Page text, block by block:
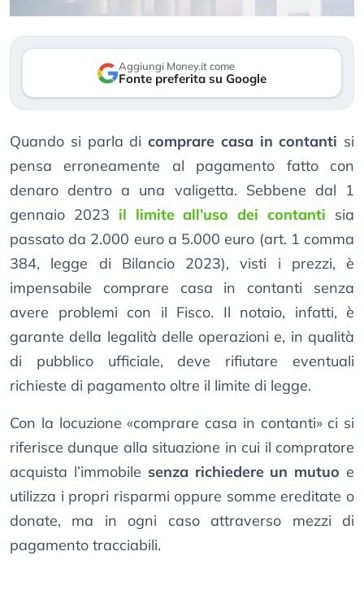
Aggiungi Money.it come
Fonte preferita su Google
Quando si parla di comprare casa in contanti si
pensa erroneamente al pagamento fatto con
denaro dentro a una valigetta. Sebbene dal 1
gennaio 2023 il limite all’uso dei contanti sia
passato da 2.000 euro a 5.000 euro (art. 1 comma
384, legge di Bilancio 2023), visti i prezzi, è
impensabile comprare casa in contanti senza
avere problemi con il Fisco. Il notaio, infatti, è
garante della legalità delle operazioni e, in qualità
di pubblico ufficiale, deve rifiutare eventuali
richieste di pagamento oltre il limite di legge.
Con la locuzione «comprare casa in contanti» ci si
riferisce dunque alla situazione in cui il compratore
acquista l’immobile senza richiedere un mutuo e
utilizza i propri risparmi oppure somme ereditate o
donate, ma in ogni caso attraverso mezzi di
pagamento tracciabili.